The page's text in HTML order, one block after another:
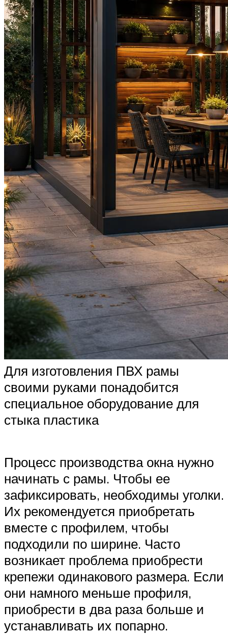
Для изготовления ПВХ рамы
своими руками понадобится
специальное оборудование для
стыка пластика
Процесс производства окна нужно
начинать с рамы. Чтобы ее
зафиксировать, необходимы уголки.
Их рекомендуется приобретать
вместе с профилем, чтобы
подходили по ширине. Часто
возникает проблема приобрести
крепежи одинакового размера. Если
они намного меньше профиля,
приобрести в два раза больше и
устанавливать их попарно.